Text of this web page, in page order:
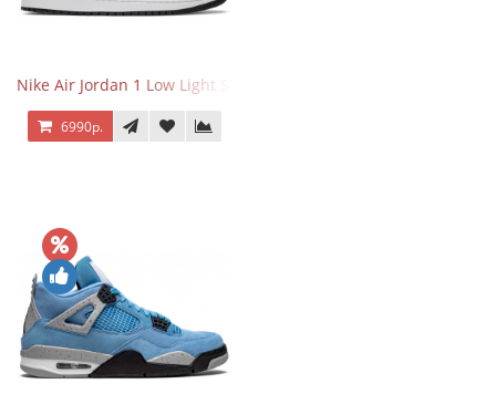
Nike Air Jordan 1 Low Light Smoke Grey
6990р.